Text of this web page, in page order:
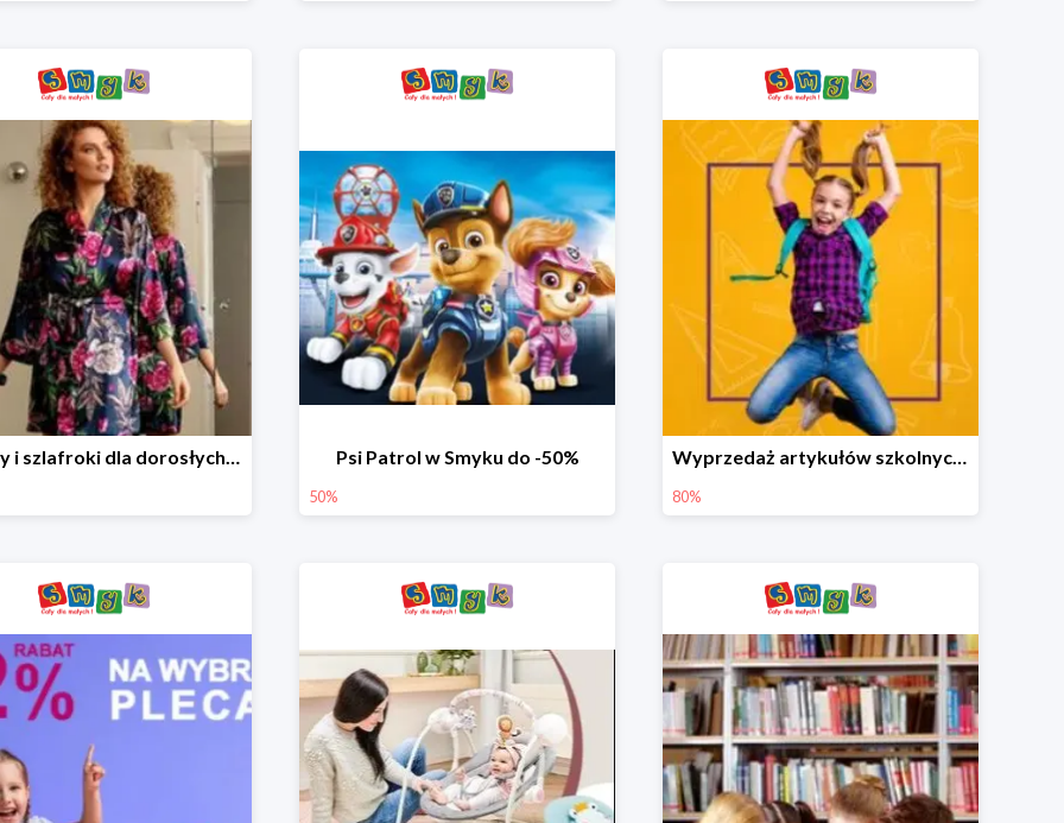
Piżamy i szlafroki dla dorosłych w Smyku do -30% Psi Patrol w Smyku do -50%
50%
Wyprzedaż artykułów szkolnych w Smyku do -80%
80%